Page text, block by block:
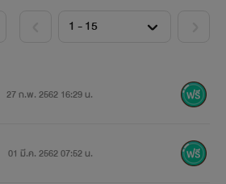
ตามกฎหมายค่ะ
27 ก.พ. 2562 16:29 น.
01 มี.ค. 2562 07:52 น.